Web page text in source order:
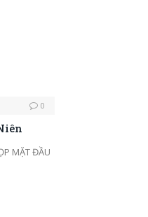
0
MẶT ĐẦU